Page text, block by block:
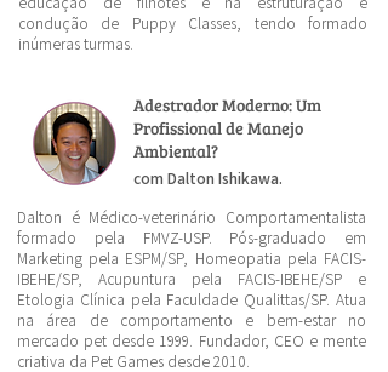
condução de Puppy Classes, tendo formado
inúmeras turmas.
Adestrador Moderno: Um
Profissional de Manejo
Ambiental?
com Dalton Ishikawa.
Dalton é Médico-veterinário Comportamentalista
formado pela FMVZ-USP. Pós-graduado em
Marketing pela ESPM/SP, Homeopatia pela FACIS-
IBEHE/SP, Acupuntura pela FACIS-IBEHE/SP e
Etologia Clínica pela Faculdade Qualittas/SP. Atua
na área de comportamento e bem-estar no
mercado pet desde 1999. Fundador, CEO e mente
criativa da Pet Games desde 2010.